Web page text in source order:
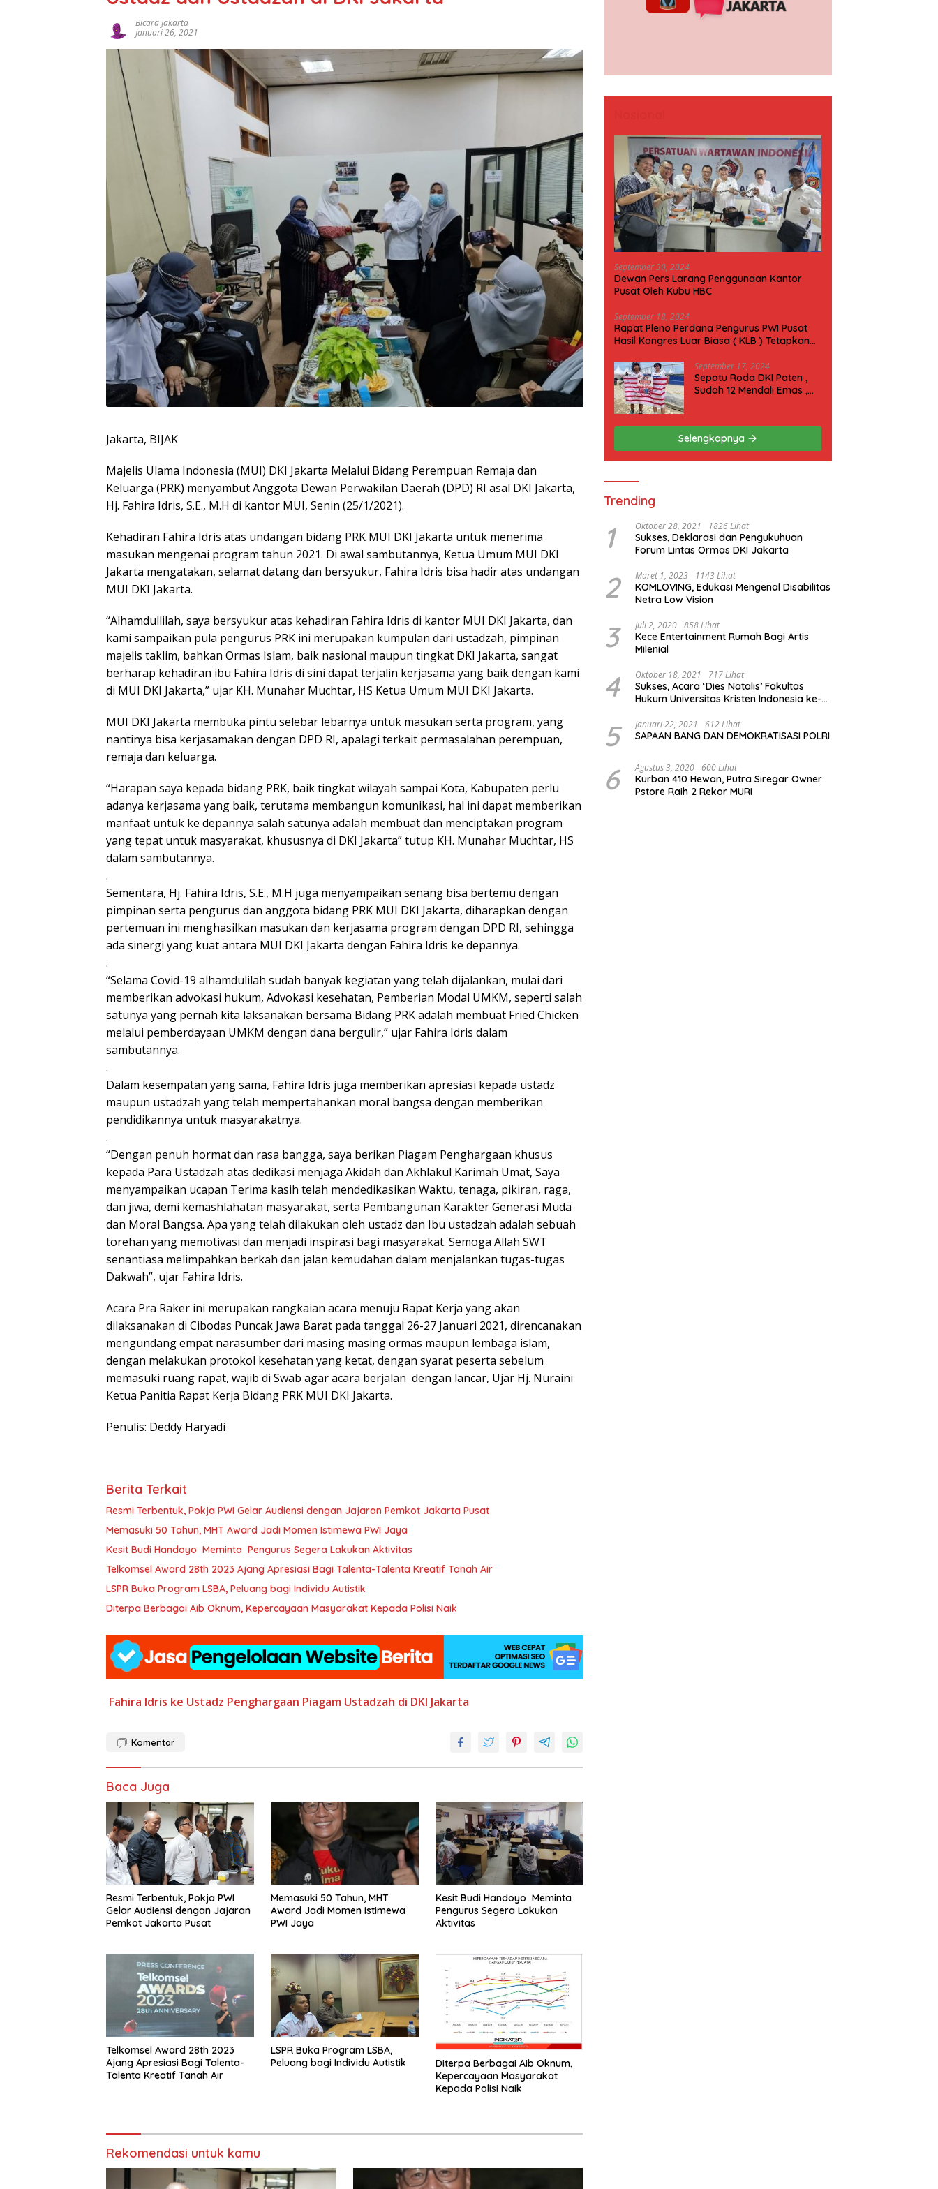
Bicara Jakarta
Januari 26, 2021
Jakarta, BIJAK
Majelis Ulama Indonesia (MUI) DKI Jakarta Melalui Bidang Perempuan Remaja dan
Keluarga (PRK) menyambut Anggota Dewan Perwakilan Daerah (DPD) RI asal DKI Jakarta,
Hj. Fahira Idris, S.E., M.H di kantor MUI, Senin (25/1/2021).
Kehadiran Fahira Idris atas undangan bidang PRK MUI DKI Jakarta untuk menerima
masukan mengenai program tahun 2021. Di awal sambutannya, Ketua Umum MUI DKI
Jakarta mengatakan, selamat datang dan bersyukur, Fahira Idris bisa hadir atas undangan
MUI DKI Jakarta.
“Alhamdullilah, saya bersyukur atas kehadiran Fahira Idris di kantor MUI DKI Jakarta, dan
kami sampaikan pula pengurus PRK ini merupakan kumpulan dari ustadzah, pimpinan
majelis taklim, bahkan Ormas Islam, baik nasional maupun tingkat DKI Jakarta, sangat
berharap kehadiran ibu Fahira Idris di sini dapat terjalin kerjasama yang baik dengan kami
di MUI DKI Jakarta,” ujar KH. Munahar Muchtar, HS Ketua Umum MUI DKI Jakarta.
MUI DKI Jakarta membuka pintu selebar lebarnya untuk masukan serta program, yang
nantinya bisa kerjasamakan dengan DPD RI, apalagi terkait permasalahan perempuan,
remaja dan keluarga.
“Harapan saya kepada bidang PRK, baik tingkat wilayah sampai Kota, Kabupaten perlu
adanya kerjasama yang baik, terutama membangun komunikasi, hal ini dapat memberikan
manfaat untuk ke depannya salah satunya adalah membuat dan menciptakan program
yang tepat untuk masyarakat, khususnya di DKI Jakarta” tutup KH. Munahar Muchtar, HS
dalam sambutannya.
.
Sementara, Hj. Fahira Idris, S.E., M.H juga menyampaikan senang bisa bertemu dengan
pimpinan serta pengurus dan anggota bidang PRK MUI DKI Jakarta, diharapkan dengan
pertemuan ini menghasilkan masukan dan kerjasama program dengan DPD RI, sehingga
ada sinergi yang kuat antara MUI DKI Jakarta dengan Fahira Idris ke depannya.
.
“Selama Covid-19 alhamdulilah sudah banyak kegiatan yang telah dijalankan, mulai dari
memberikan advokasi hukum, Advokasi kesehatan, Pemberian Modal UMKM, seperti salah
satunya yang pernah kita laksanakan bersama Bidang PRK adalah membuat Fried Chicken
melalui pemberdayaan UMKM dengan dana bergulir,” ujar Fahira Idris dalam
sambutannya.
.
Dalam kesempatan yang sama, Fahira Idris juga memberikan apresiasi kepada ustadz
maupun ustadzah yang telah mempertahankan moral bangsa dengan memberikan
pendidikannya untuk masyarakatnya.
.
“Dengan penuh hormat dan rasa bangga, saya berikan Piagam Penghargaan khusus
kepada Para Ustadzah atas dedikasi menjaga Akidah dan Akhlakul Karimah Umat, Saya
menyampaikan ucapan Terima kasih telah mendedikasikan Waktu, tenaga, pikiran, raga,
dan jiwa, demi kemashlahatan masyarakat, serta Pembangunan Karakter Generasi Muda
dan Moral Bangsa. Apa yang telah dilakukan oleh ustadz dan Ibu ustadzah adalah sebuah
torehan yang memotivasi dan menjadi inspirasi bagi masyarakat. Semoga Allah SWT
senantiasa melimpahkan berkah dan jalan kemudahan dalam menjalankan tugas-tugas
Dakwah”, ujar Fahira Idris.
Acara Pra Raker ini merupakan rangkaian acara menuju Rapat Kerja yang akan
dilaksanakan di Cibodas Puncak Jawa Barat pada tanggal 26-27 Januari 2021, direncanakan
mengundang empat narasumber dari masing masing ormas maupun lembaga islam,
dengan melakukan protokol kesehatan yang ketat, dengan syarat peserta sebelum
memasuki ruang rapat, wajib di Swab agar acara berjalan dengan lancar, Ujar Hj. Nuraini
Ketua Panitia Rapat Kerja Bidang PRK MUI DKI Jakarta.
Penulis: Deddy Haryadi
Berita Terkait
Resmi Terbentuk, Pokja PWI Gelar Audiensi dengan Jajaran Pemkot Jakarta Pusat
Memasuki 50 Tahun, MHT Award Jadi Momen Istimewa PWI Jaya
Kesit Budi Handoyo Meminta Pengurus Segera Lakukan Aktivitas
Telkomsel Award 28th 2023 Ajang Apresiasi Bagi Talenta-Talenta Kreatif Tanah Air
LSPR Buka Program LSBA, Peluang bagi Individu Autistik
Diterpa Berbagai Aib Oknum, Kepercayaan Masyarakat Kepada Polisi Naik
Fahira Idris ke Ustadz Penghargaan Piagam Ustadzah di DKI Jakarta
Komentar
Baca Juga
Resmi Terbentuk, Pokja PWI
Gelar Audiensi dengan Jajaran
Pemkot Jakarta Pusat
Memasuki 50 Tahun, MHT
Award Jadi Momen Istimewa
PWI Jaya
Kesit Budi Handoyo Meminta
Pengurus Segera Lakukan
Aktivitas
Telkomsel Award 28th 2023
Ajang Apresiasi Bagi Talenta-
Talenta Kreatif Tanah Air
LSPR Buka Program LSBA,
Peluang bagi Individu Autistik
Diterpa Berbagai Aib Oknum,
Kepercayaan Masyarakat
Kepada Polisi Naik
Rekomendasi untuk kamu
September 30, 2024
Dewan Pers Larang Penggunaan Kantor
Pusat Oleh Kubu HBC
September 18, 2024
Rapat Pleno Perdana Pengurus PWI Pusat
Hasil Kongres Luar Biasa ( KLB ) Tetapkan
September 17, 2024
Sepatu Roda DKI Paten ,
Sudah 12 Mendali Emas ,
Selengkapnya
Trending
1 Oktober 28, 2021 1826 Lihat
Sukses, Deklarasi dan Pengukuhuan
Forum Lintas Ormas DKI Jakarta
2 Maret 1, 2023 1143 Lihat
KOMLOVING, Edukasi Mengenal Disabilitas
Netra Low Vision
3 Juli 2, 2020 858 Lihat
Kece Entertainment Rumah Bagi Artis
Milenial
4 Oktober 18, 2021 717 Lihat
Sukses, Acara ‘Dies Natalis’ Fakultas
Hukum Universitas Kristen Indonesia ke-
5 Januari 22, 2021 612 Lihat
SAPAAN BANG DAN DEMOKRATISASI POLRI
6 Agustus 3, 2020 600 Lihat
Kurban 410 Hewan, Putra Siregar Owner
Pstore Raih 2 Rekor MURI